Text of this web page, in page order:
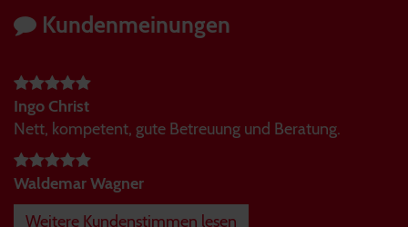
Kundenmeinungen
Ingo Christ
Nett, kompetent, gute Betreuung und Beratung.
Waldemar Wagner
Weitere Kundenstimmen lesen